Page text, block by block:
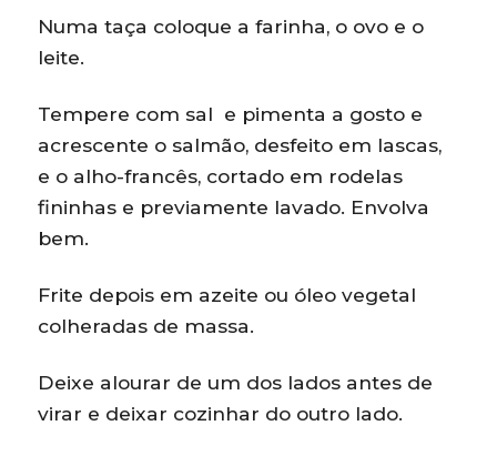
Numa taça coloque a farinha, o ovo e o
leite.
Tempere com sal e pimenta a gosto e
acrescente o salmão, desfeito em lascas,
e o alho-francês, cortado em rodelas
fininhas e previamente lavado. Envolva
bem.
Frite depois em azeite ou óleo vegetal
colheradas de massa.
Deixe alourar de um dos lados antes de
virar e deixar cozinhar do outro lado.